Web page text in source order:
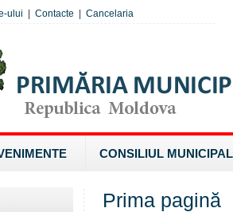
ului Contacte Cancelaria
CONSILIUL MUNICIPAL
Prima pagină